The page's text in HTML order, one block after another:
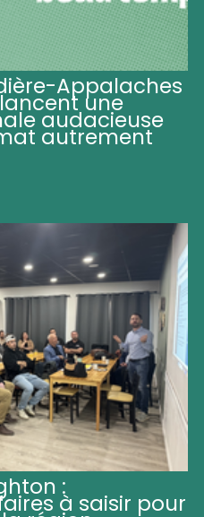
Appalaches
une
audacieuse
autrement
:
à saisir pour